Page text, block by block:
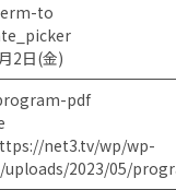
to
2日(金)
pdf
net3.tv/wp/wp-
2023/05/